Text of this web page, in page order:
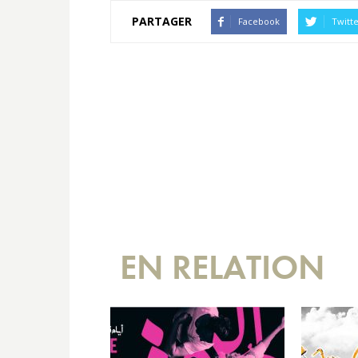
PARTAGER Facebook
EN RELATION